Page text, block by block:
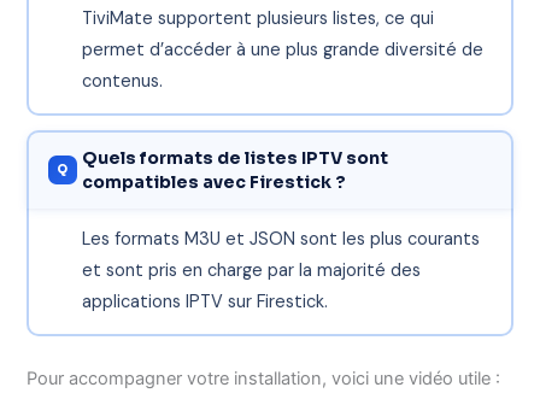
TiviMate supportent plusieurs listes, ce qui
permet d’accéder à une plus grande diversité de
contenus.
Quels formats de listes IPTV sont
compatibles avec Firestick ?
Les formats M3U et JSON sont les plus courants
et sont pris en charge par la majorité des
applications IPTV sur Firestick.
Pour accompagner votre installation, voici une vidéo utile :